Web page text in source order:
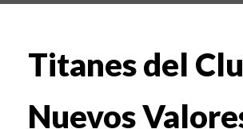
Titanes del
Nuevos